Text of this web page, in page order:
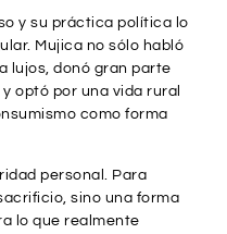
y su práctica política lo
Mujica no sólo habló
lujos, donó gran parte
optó por una vida rural
como forma
personal. Para
sino una forma
lo que realmente